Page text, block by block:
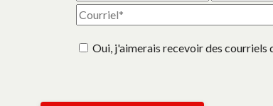
Oui, j'aimerais recevoir des courriels